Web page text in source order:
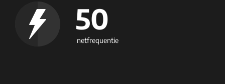
50
netfrequentie